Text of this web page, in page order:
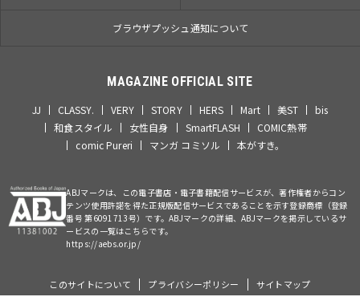
ブラウザプッシュ通知について
MAGAZINE OFFICIAL SITE
JJ CLASSY. VERY STORY HERS Mart 美ST
bis
和食スタイル
女性自身 SmartFLASH
COMIC熱帯
comic Pureri
マンガ コミソル 本がすき。
ABJマークは、この電子書店・電子書籍配信サービスが、著作権者からコン
テンツ使用許諾を得た正規版配信サービスであることを示す登録商標（登録
番号 第6091713号）です。ABJマークの詳細、ABJマークを掲示しているサ
ービスの一覧はこちらです。
https://aebs.or.jp/
このサイトについて プライバシーポリシー サイトマップ